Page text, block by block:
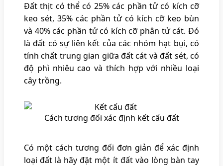
Đất thịt có thể có 25% các phần tử có kích cỡ
keo sét, 35% các phần tử có kích cỡ keo bùn
và 40% các phần tử có kích cỡ phân tử cát. Đó
là đất có sự liên kết của các nhóm hạt bụi, có
tính chất trung gian giữa đất cát và đất sét, có
độ phì nhiêu cao và thích hợp với nhiều loại
cây trồng.
Cách tương đối xác định kết cấu đất
Có một cách tương đối đơn giản để xác định
loại đất là hãy đặt một ít đất vào lòng bàn tay